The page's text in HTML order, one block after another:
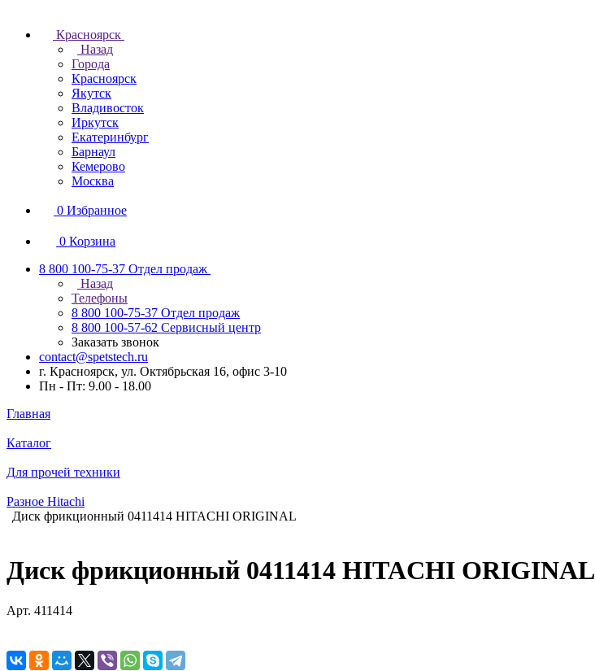
Красноярск
Назад
Города
Красноярск
Якутск
Владивосток
Иркутск
Екатеринбург
Барнаул
Кемерово
Москва
0 Избранное
0 Корзина
8 800 100-75-37 Отдел продаж
Назад
Телефоны
8 800 100-75-37 Отдел продаж
8 800 100-57-62 Сервисный центр
Заказать звонок
contact@spetstech.ru
г. Красноярск, ул. Октябрьская 16, офис 3-10
Пн - Пт: 9.00 - 18.00
Главная
Каталог
Для прочей техники
Разное Hitachi
Диск фрикционный 0411414 HITACHI ORIGINAL
Диск фрикционный 0411414 HITACHI ORIGINAL
Арт. 411414